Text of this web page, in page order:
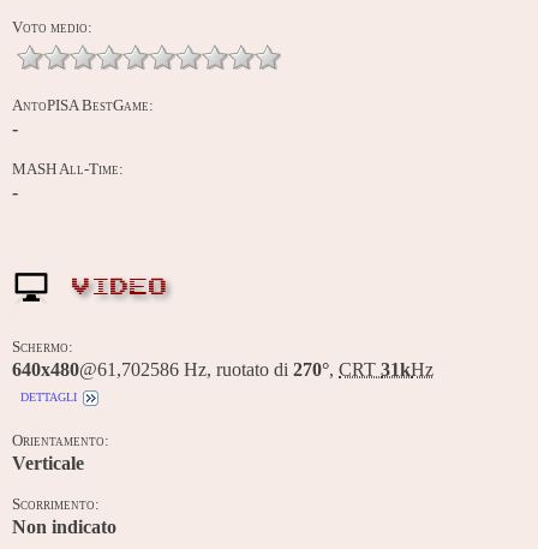
Voto medio:
AntoPISA BestGame:
-
MASH All-Time:
-
VIDEO
Schermo:
640x480@61,702586 Hz, ruotato di 270°, CRT 31kHz
dettagli
Orientamento:
Verticale
Scorrimento:
Non indicato